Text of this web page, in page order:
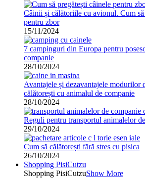
Câinii și călătoriile cu avionul. Cum să
pentru zbor
15/11/2024
7 campinguri din Europa pentru
companie
28/10/2024
Avantajele și dezavantajele modurilor
călătorești cu animalul de companie
28/10/2024
Reguli pentru transportul animalelor
29/10/2024
Cum să călătorești fără stres cu pisica
26/10/2024
Shopping PisiCutzu
Shopping PisiCutzuShow More